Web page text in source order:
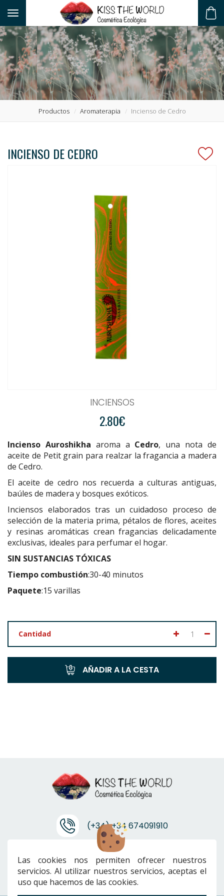
Toggle navigation
Productos Aromaterapia Incienso de Cedro
INCIENSO DE CEDRO
INCIENSOS
2.80€
Incienso Auroshikha aroma a Cedro, una nota de
aceite de Petit grain para realzar la fragancia a madera
de Cedro.
El aceite de cedro nos recuerda a culturas antiguas,
baúles de madera y bosques exóticos.
Inciensos elaborados tras un cuidadoso proceso de
selección de la materia prima, pétalos de flores, aceites
y resinas aromáticas crean fragancias delicadamente
exclusivas, ideales para perfumar el hogar.
SIN SUSTANCIAS TÓXICAS
Tiempo combustión:30-40 minutos
Paquete:15 varillas
Cantidad
AÑADIR A LA CESTA
(+34) +34 674091910
info@ktwcanarias.com
Las cookies nos permiten ofrecer nuestros
servicios. Al utilizar nuestros servicios, aceptas el
uso que hacemos de las cookies.